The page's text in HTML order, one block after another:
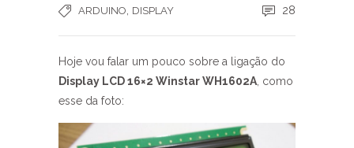
ARDUINO DISPLAY 28
Hoje vou falar um pouco sobre a ligação do
Display LCD 16×2 Winstar WH1602A , como
esse da foto: